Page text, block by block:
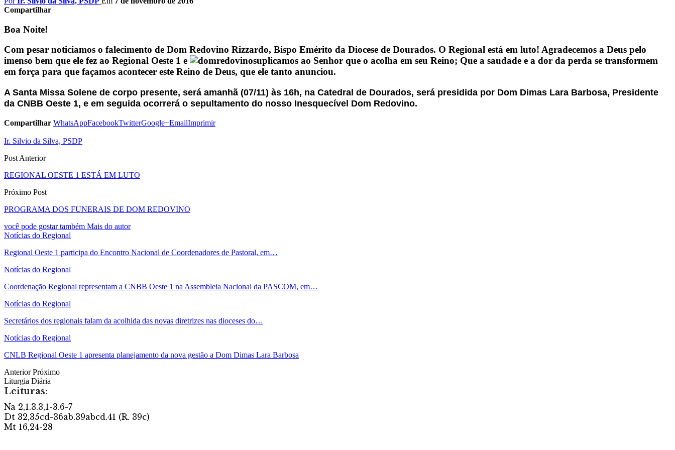
Compartilhar
Boa Noite!
Com pesar noticiamos o falecimento de Dom Redovino Rizzardo, Bispo Emérito da Diocese de Dourados. O Regional está em luto! Agradecemos a Deus pelo
imenso bem que ele fez ao Regional Oeste 1 e
suplicamos ao Senhor que o acolha em seu Reino; Que a saudade e a dor da perda se transformem
em força para que façamos acontecer este Reino de Deus, que ele tanto anunciou.
A Santa Missa Solene de corpo presente, será amanhã (07/11) às 16h, na Catedral de Dourados, será presidida por Dom Dimas Lara Barbosa, Presidente
da CNBB Oeste 1, e em seguida ocorrerá o sepultamento do nosso Inesquecível Dom Redovino.
Compartilhar WhatsAppFacebookTwitterGoogle+EmailImprimir
Ir. Silvio da Silva, PSDP
Post Anterior
REGIONAL OESTE 1 ESTÁ EM LUTO
Próximo Post
PROGRAMA DOS FUNERAIS DE DOM REDOVINO
você pode gostar também Mais do autor
Notícias do Regional
Regional Oeste 1 participa do Encontro Nacional de Coordenadores de Pastoral, em…
Notícias do Regional
Coordenação Regional representam a CNBB Oeste 1 na Assembleia Nacional da PASCOM, em…
Notícias do Regional
Secretários dos regionais falam da acolhida das novas diretrizes nas dioceses do…
Notícias do Regional
CNLB Regional Oeste 1 apresenta planejamento da nova gestão a Dom Dimas Lara Barbosa
AnteriorPróximo
Liturgia Diária